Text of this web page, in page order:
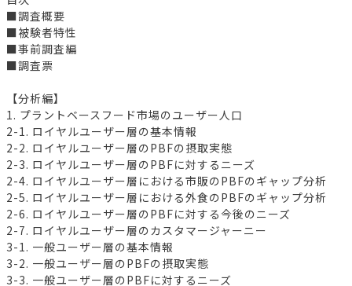
■調査概要
■被験者特性
■事前調査編
■調査票
【分析編】
1. プラントベースフード市場のユーザー人口
2-1. ロイヤルユーザー層の基本情報
2-2. ロイヤルユーザー層のPBFの摂取実態
2-3. ロイヤルユーザー層のPBFに対するニーズ
2-4. ロイヤルユーザー層における市販のPBFのギャップ分析
2-5. ロイヤルユーザー層における外食のPBFのギャップ分析
2-6. ロイヤルユーザー層のPBFに対する今後のニーズ
2-7. ロイヤルユーザー層のカスタマージャーニー
3-1. 一般ユーザー層の基本情報
3-2. 一般ユーザー層のPBFの摂取実態
3-3. 一般ユーザー層のPBFに対するニーズ